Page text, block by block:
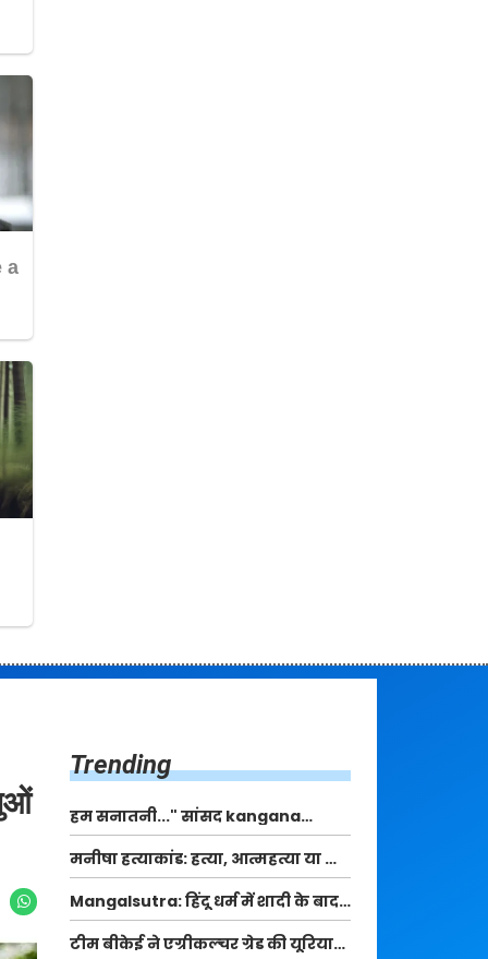
Trending
हम सनातनी..." सांसद kangana
Ranaut से क्या बोली लड़की? Viral
Jantar-Mantar | CJP protest
मनीषा हत्याकांड: हत्या, आत्महत्या या कोई बड़ा राज?
| Full Story | Josh Haryana
Mangalsutra: हिंदू धर्म में शादी के बाद
मंगलसूत्र क्यों पहनती है महिलाएं, किसने
शुरु की ये परंपरा
टीम बीकेई ने एग्रीकल्चर ग्रेड की यूरिया